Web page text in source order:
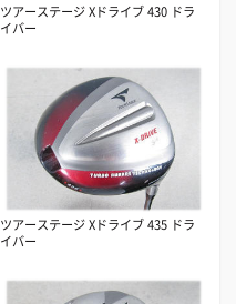
ツアーステージ Xドライブ 430 ドラ
イバー
ツアーステージ Xドライブ 435 ドラ
イバー